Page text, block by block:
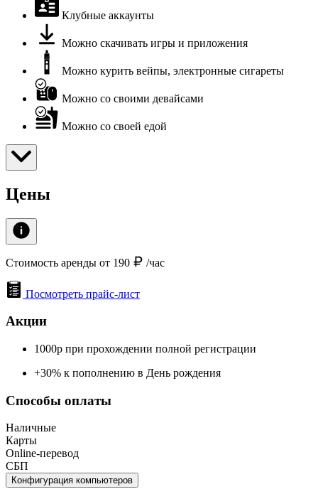
Клубные аккаунты
Можно скачивать игры и приложения
Можно курить вейпы, электронные сигареты
Можно со своими девайсами
Можно со своей едой
Цены
Стоимость аренды от 190 /час
Посмотреть прайс-лист
Акции
1000р при прохождении полной регистрации
+30% к пополнению в День рождения
Способы оплаты
Наличные
Карты
Online-перевод
СБП
Конфигурация компьютеров